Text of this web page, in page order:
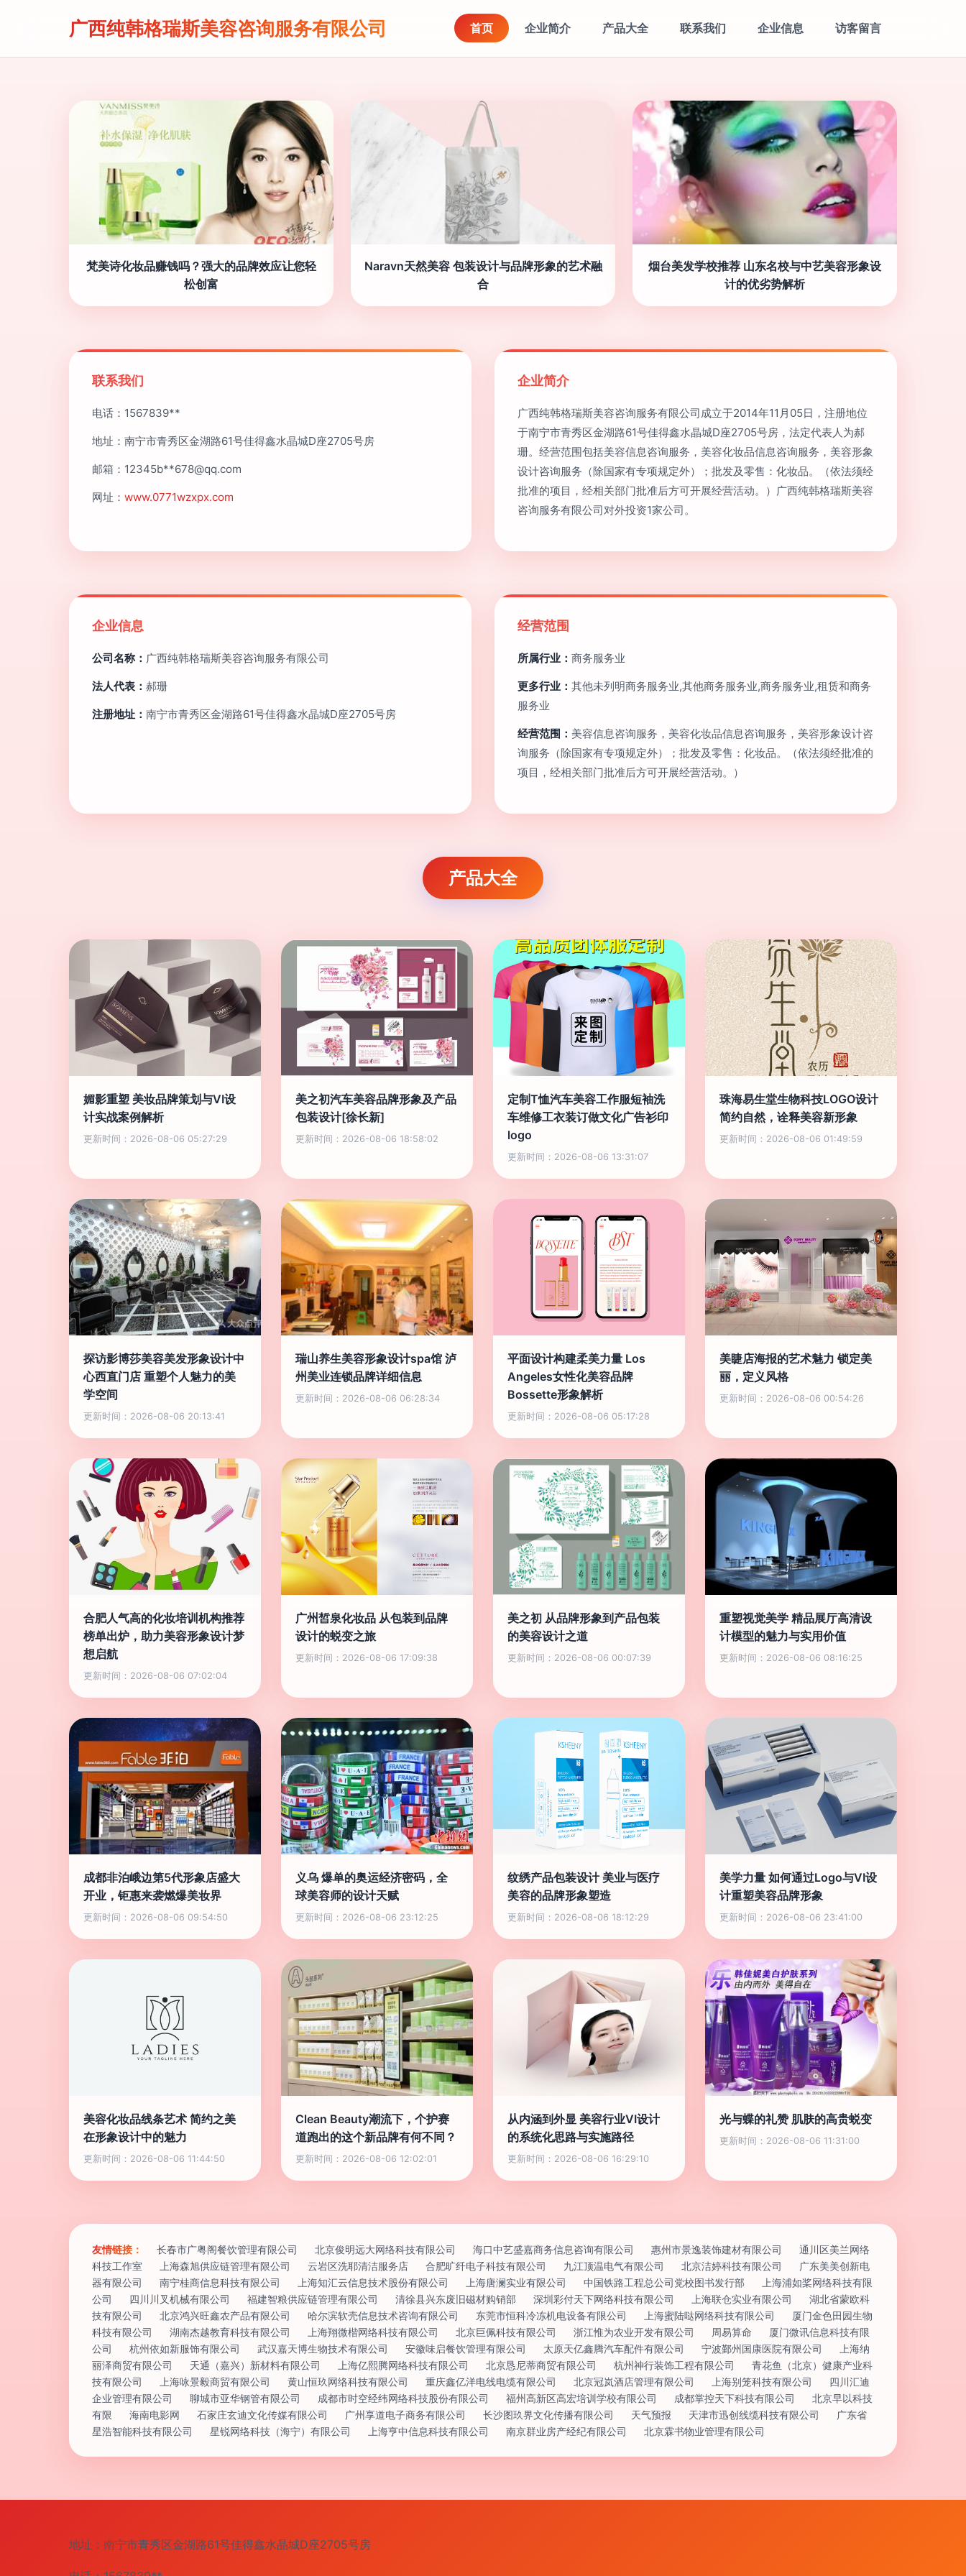
广西纯韩格瑞斯美容咨询服务有限公司 首页 企业简介 产品大全 联系我们 企业信息 访客留言
梵美诗化妆品赚钱吗？强大的品牌效应让您轻
松创富
Naravn天然美容 包装设计与品牌形象的艺术融
合
烟台美发学校推荐 山东名校与中艺美容形象设
计的优劣势解析
联系我们
电话：1567839**
地址：南宁市青秀区金湖路61号佳得鑫水晶城D座2705号房
邮箱：12345b**678@qq.com
网址： www.0771wzxpx.com
企业简介
广西纯韩格瑞斯美容咨询服务有限公司成立于2014年11月05日，注册地位
于南宁市青秀区金湖路61号佳得鑫水晶城D座2705号房，法定代表人为郝
珊。经营范围包括美容信息咨询服务，美容化妆品信息咨询服务，美容形象
设计咨询服务（除国家有专项规定外）；批发及零售：化妆品。（依法须经
批准的项目，经相关部门批准后方可开展经营活动。）广西纯韩格瑞斯美容
咨询服务有限公司对外投资1家公司。
企业信息
公司名称： 广西纯韩格瑞斯美容咨询服务有限公司
法人代表： 郝珊
注册地址： 南宁市青秀区金湖路61号佳得鑫水晶城D座2705号房
经营范围
所属行业： 商务服务业
更多行业： 其他未列明商务服务业,其他商务服务业,商务服务业,租赁和商务
服务业
经营范围： 美容信息咨询服务，美容化妆品信息咨询服务，美容形象设计咨
询服务（除国家有专项规定外）；批发及零售：化妆品。（依法须经批准的
项目，经相关部门批准后方可开展经营活动。）
产品大全
媚影重塑 美妆品牌策划与VI设
计实战案例解析
更新时间：2026-08-06 05:27:29
美之初汽车美容品牌形象及产品
包装设计[徐长新]
更新时间：2026-08-06 18:58:02
定制T恤汽车美容工作服短袖洗
车维修工衣装订做文化广告衫印
logo
更新时间：2026-08-06 13:31:07
珠海易生堂生物科技LOGO设计
简约自然，诠释美容新形象
更新时间：2026-08-06 01:49:59
探访影博莎美容美发形象设计中
心西直门店 重塑个人魅力的美
学空间
更新时间：2026-08-06 20:13:41
瑞山养生美容形象设计spa馆 泸
州美业连锁品牌详细信息
更新时间：2026-08-06 06:28:34
平面设计构建柔美力量 Los
Angeles女性化美容品牌
Bossette形象解析
更新时间：2026-08-06 05:17:28
美睫店海报的艺术魅力 锁定美
丽，定义风格
更新时间：2026-08-06 00:54:26
合肥人气高的化妆培训机构推荐
榜单出炉，助力美容形象设计梦
想启航
更新时间：2026-08-06 07:02:04
广州皙泉化妆品 从包装到品牌
设计的蜕变之旅
更新时间：2026-08-06 17:09:38
美之初 从品牌形象到产品包装
的美容设计之道
更新时间：2026-08-06 00:07:39
重塑视觉美学 精品展厅高清设
计模型的魅力与实用价值
更新时间：2026-08-06 08:16:25
成都非泊峨边第5代形象店盛大
开业，钜惠来袭燃爆美妆界
更新时间：2026-08-06 09:54:50
义乌 爆单的奥运经济密码，全
球美容师的设计天赋
更新时间：2026-08-06 23:12:25
纹绣产品包装设计 美业与医疗
美容的品牌形象塑造
更新时间：2026-08-06 18:12:29
美学力量 如何通过Logo与VI设
计重塑美容品牌形象
更新时间：2026-08-06 23:41:00
美容化妆品线条艺术 简约之美
在形象设计中的魅力
更新时间：2026-08-06 11:44:50
Clean Beauty潮流下，个护赛
道跑出的这个新品牌有何不同？
更新时间：2026-08-06 12:02:01
从内涵到外显 美容行业VI设计
的系统化思路与实施路径
更新时间：2026-08-06 16:29:10
光与蝶的礼赞 肌肤的高贵蜕变
更新时间：2026-08-06 11:31:00
友情链接： 长春市广粤阁餐饮管理有限公司 北京俊明远大网络科技有限公司 海口中艺盛嘉商务信息咨询有限公司 惠州市景逸装饰建材有限公司
通川区美兰网络
科技工作室
上海森旭供应链管理有限公司 云岩区洗耶清洁服务店 合肥旷纤电子科技有限公司 九江顶温电气有限公司 北京洁婷科技有限公司
广东美美创新电
器有限公司
南宁桂商信息科技有限公司 上海知汇云信息技术股份有限公司 上海唐澜实业有限公司 中国铁路工程总公司党校图书发行部
上海浦如桨网络科技有限
公司
四川川叉机械有限公司 福建智粮供应链管理有限公司 清徐县兴东废旧磁材购销部 深圳彩付天下网络科技有限公司 上海联仓实业有限公司
湖北省蒙欧科
技有限公司
北京鸿兴旺鑫农产品有限公司 哈尔滨软壳信息技术咨询有限公司 东莞市恒科冷冻机电设备有限公司 上海蜜陆哒网络科技有限公司
厦门金色田园生物
科技有限公司
湖南杰越教育科技有限公司 上海翔微楷网络科技有限公司 北京巨佩科技有限公司 浙江惟为农业开发有限公司 周易算命
厦门微讯信息科技有限
公司
杭州依如新服饰有限公司 武汉嘉天博生物技术有限公司 安徽味启餐饮管理有限公司 太原天亿鑫腾汽车配件有限公司 宁波鄞州国康医院有限公司
上海纳
丽泽商贸有限公司
天通（嘉兴）新材料有限公司 上海亿熙腾网络科技有限公司 北京恳尼蒂商贸有限公司 杭州神行装饰工程有限公司
青花鱼（北京）健康产业科
技有限公司
上海咏景毅商贸有限公司 黄山恒玖网络科技有限公司 重庆鑫亿洋电线电缆有限公司 北京冠岚酒店管理有限公司 上海别笼科技有限公司
四川汇迪
企业管理有限公司
聊城市亚华钢管有限公司 成都市时空经纬网络科技股份有限公司 福州高新区高宏培训学校有限公司 成都掌控天下科技有限公司
北京早以科技
有限
海南电影网 石家庄玄迪文化传媒有限公司 广州享道电子商务有限公司 长沙图玖界文化传播有限公司 天气预报 天津市迅创线缆科技有限公司
广东省
星浩智能科技有限公司
星锐网络科技（海宁）有限公司 上海亨中信息科技有限公司 南京群业房产经纪有限公司 北京霖书物业管理有限公司
地址：南宁市青秀区金湖路61号佳得鑫水晶城D座2705号房